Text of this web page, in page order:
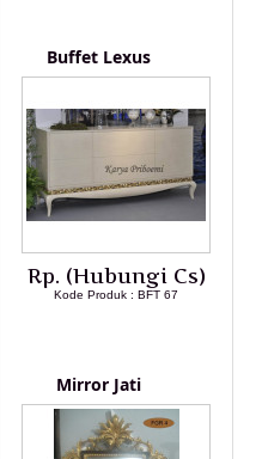
Buffet Lexus
Rp. (Hubungi Cs)
Kode Produk : BFT 67
Mirror Jati